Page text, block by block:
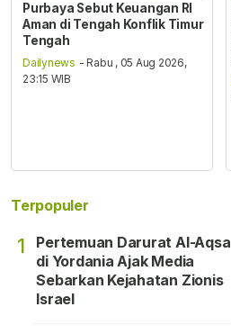
Purbaya Sebut Keuangan RI
Aman di Tengah Konflik Timur
Tengah
Dailynews - Rabu , 05 Aug 2026,
23:15 WIB
Terpopuler
1
Pertemuan Darurat Al-Aqsa
di Yordania Ajak Media
Sebarkan Kejahatan Zionis
Israel